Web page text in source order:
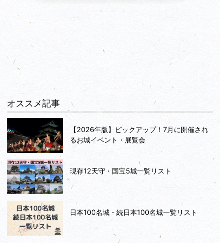
オススメ記事
【2026年版】ピックアップ！7月に開催され
るお城イベント・展覧会
現存12天守・国宝5城一覧リスト
日本100名城・続日本100名城一覧リスト